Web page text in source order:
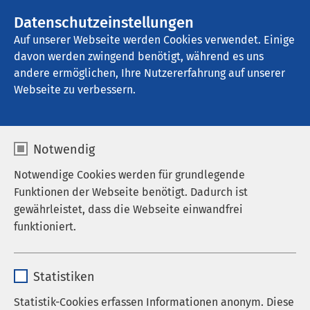
Datenschutzeinstellungen
Auf unserer Webseite werden Cookies verwendet. Einige
davon werden zwingend benötigt, während es uns
andere ermöglichen, Ihre Nutzererfahrung auf unserer
Webseite zu verbessern.
Notwendig
Notwendige Cookies werden für grundlegende
Funktionen der Webseite benötigt. Dadurch ist
gewährleistet, dass die Webseite einwandfrei
funktioniert.
Anbieter sgalinski
Statistiken
Statistik-Cookies erfassen Informationen anonym. Diese
AMEOS Klinikum Inntal - Klinik für
Transkulturelle Psychosomatik